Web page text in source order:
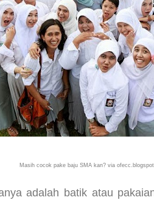
Masih cocok pake baju SMA kan? via
adalah batik atau